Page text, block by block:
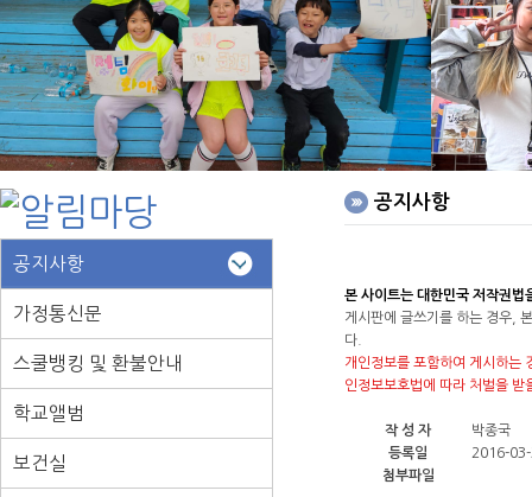
법인이사
학교운영위
학부모회
층별안내
오시는
홍보리플
학교사진
공지사항
가정통신문
스쿨뱅킹 및 환불안내
학교앨범
보건실
공지사항
본 사이트는 대한민국 저작권법
게시판에 글쓰기를 하는 경우,
다.
개인정보를 포함하여 게시하는
인정보보호법에 따라 처벌을 받
작 성 자
박종국
등록일
2016-
첨부파일